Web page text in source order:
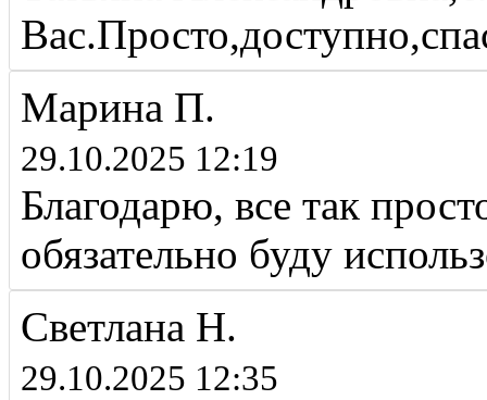
Марина П.
29.10.2025 12:19
Благодарю, все так
обязательно буду
Светлана Н.
29.10.2025 12:35